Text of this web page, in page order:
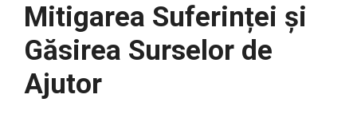
Mitigarea Suferinței și
Găsirea Surselor de
Ajutor